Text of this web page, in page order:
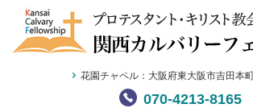
花園チャペル：大阪府東大阪市吉田本
070-4213-8165